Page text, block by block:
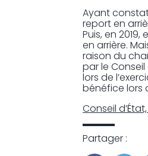
Ayant
report en
Puis, en
en arrière.
raison du
par le
lors de
bénéfice lors
Conseil
Partager :